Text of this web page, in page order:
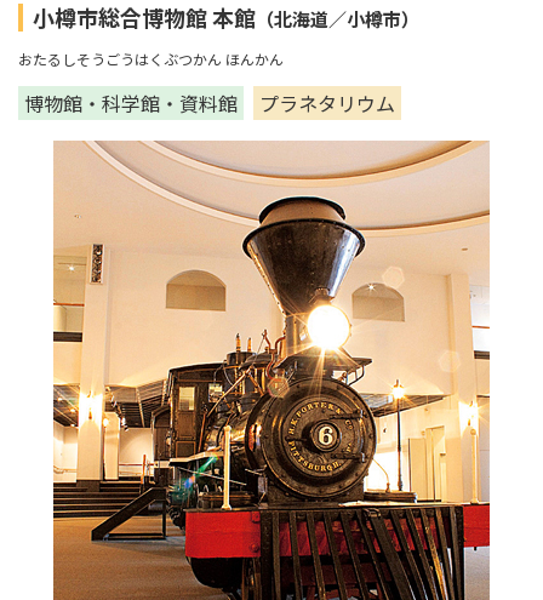
小樽市総合博物館 本館 （北海道／小樽市）
おたるしそうごうはくぶつかん ほんかん
博物館・科学館・資料館 プラネタリウム